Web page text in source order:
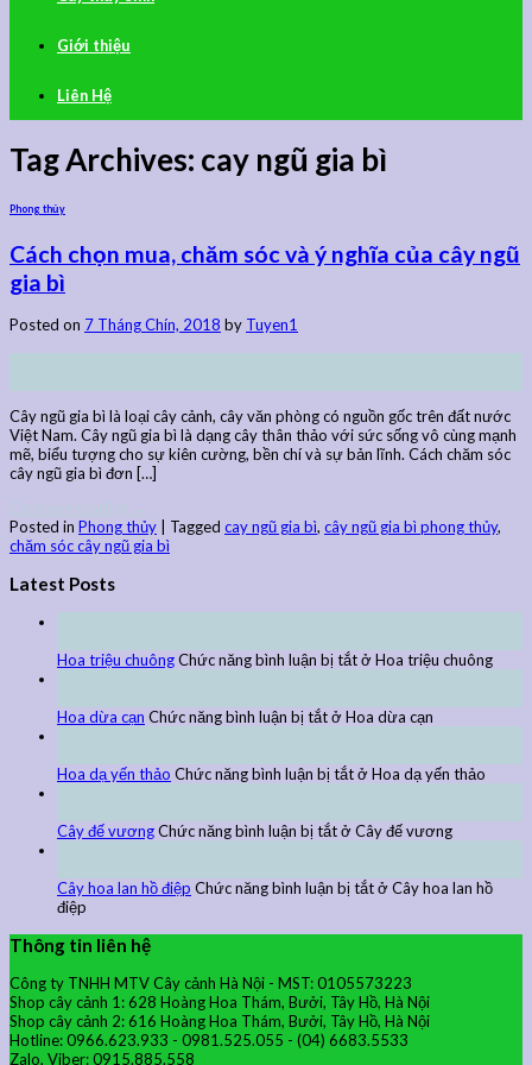
Giới thiệu
Liên Hệ
Tag Archives: cay ngũ gia bì
Phong thủy
Cách chọn mua, chăm sóc và ý nghĩa của cây ngũ
gia bì
Posted on 7 Tháng Chín, 2018 by Tuyen1
Cây ngũ gia bì là loại cây cảnh, cây văn phòng có nguồn gốc trên đất nước
Việt Nam. Cây ngũ gia bì là dạng cây thân thảo với sức sống vô cùng mạnh
mẽ, biểu tượng cho sự kiên cường, bền chí và sự bản lĩnh. Cách chăm sóc
cây ngũ gia bì đơn […]
Posted in Phong thủy | Tagged cay ngũ gia bì, cây ngũ gia bì phong thủy,
chăm sóc cây ngũ gia bì
Latest Posts
Hoa triệu chuôngChức năng bình luận bị tắtở Hoa triệu chuông
Hoa dừa cạn Chức năng bình luận bị tắtở Hoa dừa cạn
Hoa dạ yến thảo Chức năng bình luận bị tắtở Hoa dạ yến thảo
Cây đế vươngChức năng bình luận bị tắtở Cây đế vương
Cây hoa lan hồ điệp Chức năng bình luận bị tắtở Cây hoa lan hồ
điệp
Thông tin liên hệ
Công ty TNHH MTV Cây cảnh Hà Nội - MST: 0105573223
Shop cây cảnh 1: 628 Hoàng Hoa Thám, Bưởi, Tây Hồ, Hà Nội
Shop cây cảnh 2: 616 Hoàng Hoa Thám, Bưởi, Tây Hồ, Hà Nội
Hotline: 0966.623.933 - 0981.525.055 - (04) 6683.5533
Zalo, Viber: 0915.885.558